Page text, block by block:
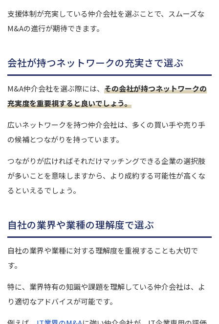
支援体制が充実している仲介会社を選ぶことで、スムーズな
M&Aの進行が期待できます。
会社が持つネットワークの充実さで選ぶ
M&A仲介会社を選ぶ際には、 その会社が持つネットワークの
充実度を重要視すると良いでしょう。
広いネットワークを持つ仲介会社は、多くの買い手や売り手
の候補とつながりを持っています。
つながりが広ければそれだけマッチングできる企業の選択肢
が多いことを意味しますから、より成約する可能性が高くな
るといえるでしょう。
自社の業界や業種の理解度で選ぶ
自社の業界や業種に対する理解度を重視することも大切で
す。
特に、業界特有の知識や課題を理解している仲介会社は、よ
り適切なアドバイスが可能です。